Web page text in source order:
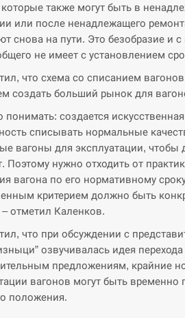
также могут быть в
или после ненадлежащего
снова на пути. Это безобразие и
не имеет с установлением
что схема со списанием
создать больший рынок для
понимать: создается
списывать нормальные
вагоны для эксплуатации, чтобы
Поэтому нужно отходить от
вагона по его нормативному
критерием должно быть
– отметил Каленков.
что при обсуждении с
озвучивалась идея
предложениям, крайние
вагонов могут быть
положения.